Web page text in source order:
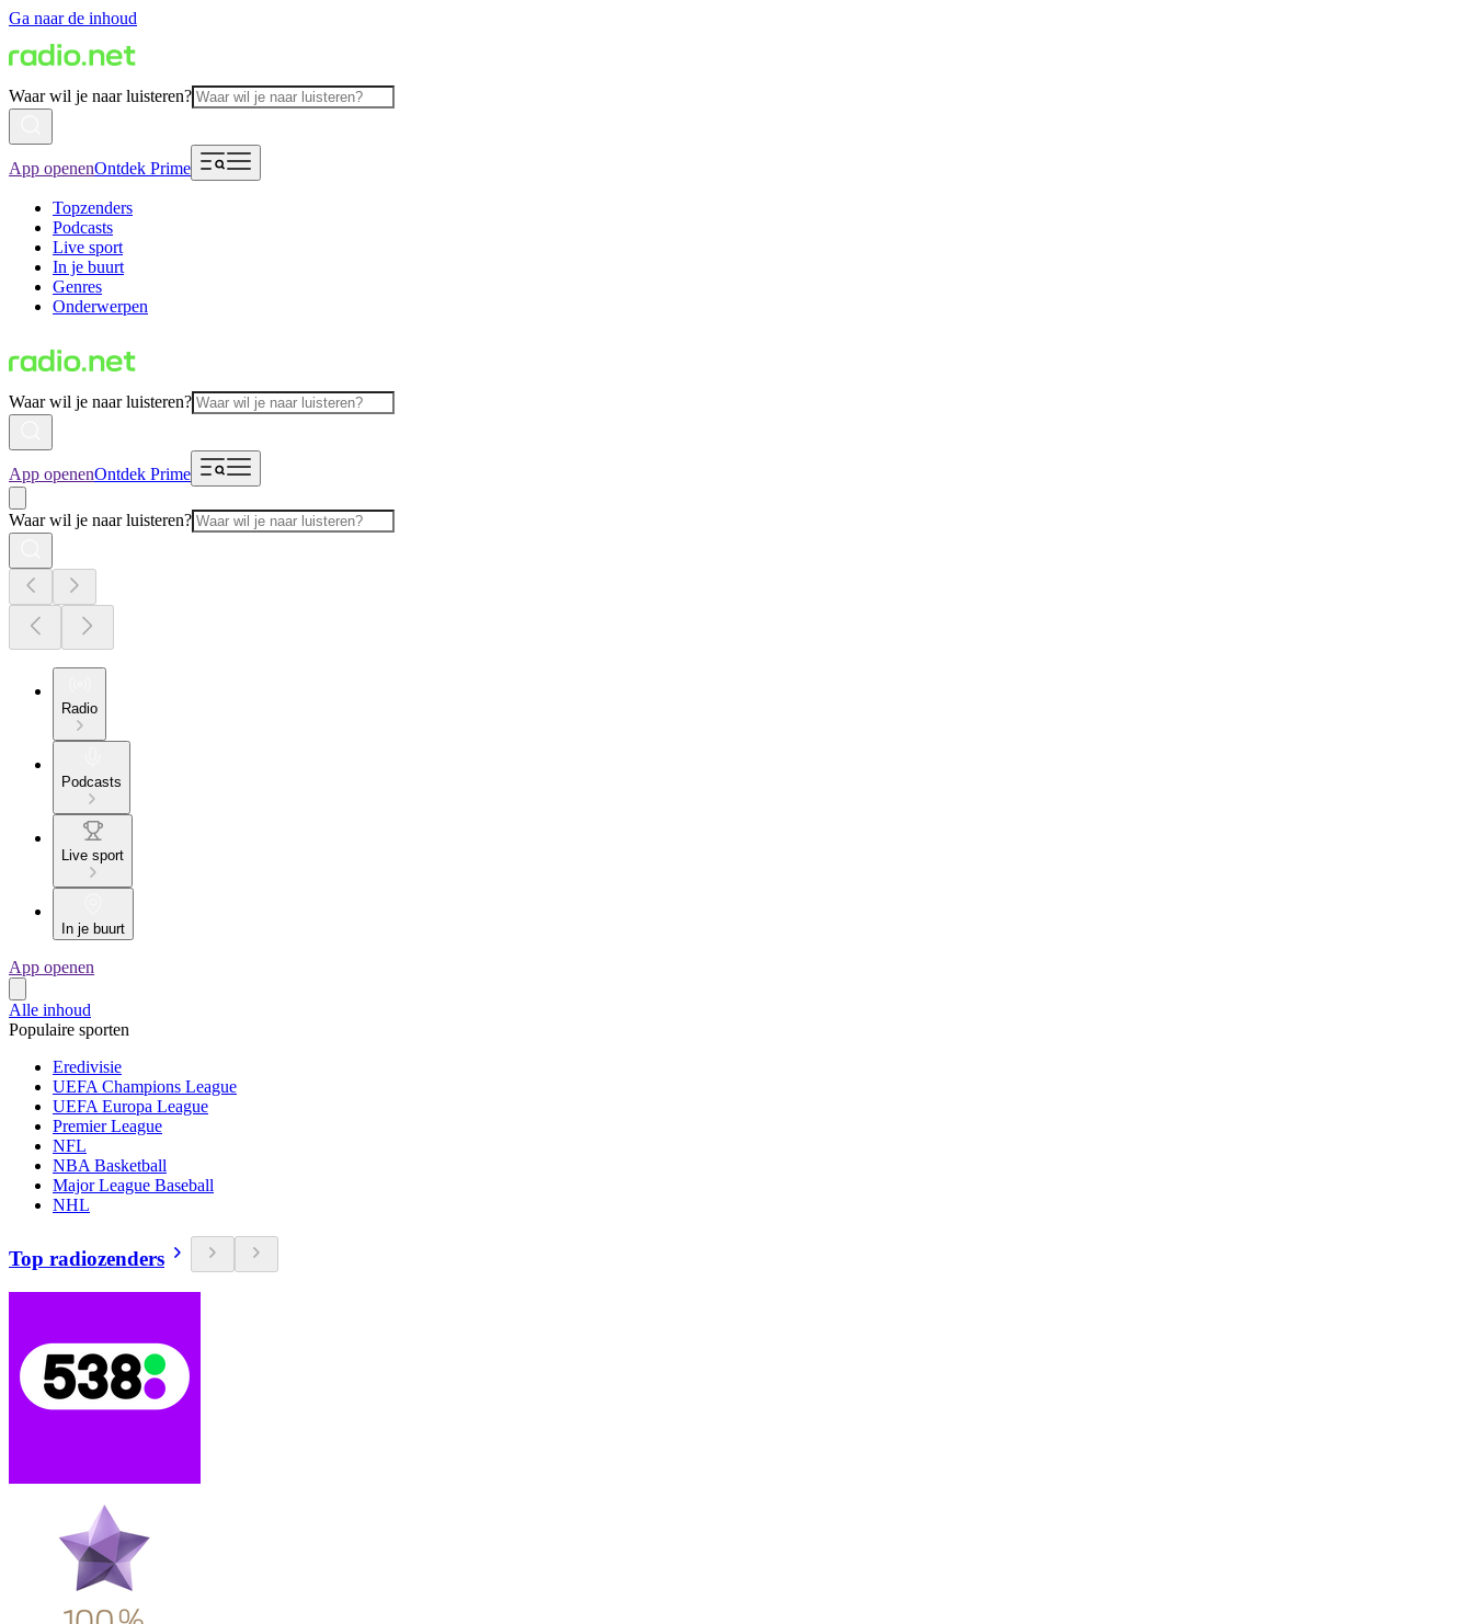
Ga naar de inhoud
Waar wil je naar luisteren?
App openenOntdek Prime
Topzenders
Podcasts
Live sport
In je buurt
Genres
Onderwerpen
Waar wil je naar luisteren?
App openenOntdek Prime
Waar wil je naar luisteren?
Radio
Podcasts
Live sport
In je buurt
App openen
Alle inhoud
Populaire sporten
Eredivisie
UEFA Champions League
UEFA Europa League
Premier League
NFL
NBA Basketball
Major League Baseball
NHL
Top radiozenders